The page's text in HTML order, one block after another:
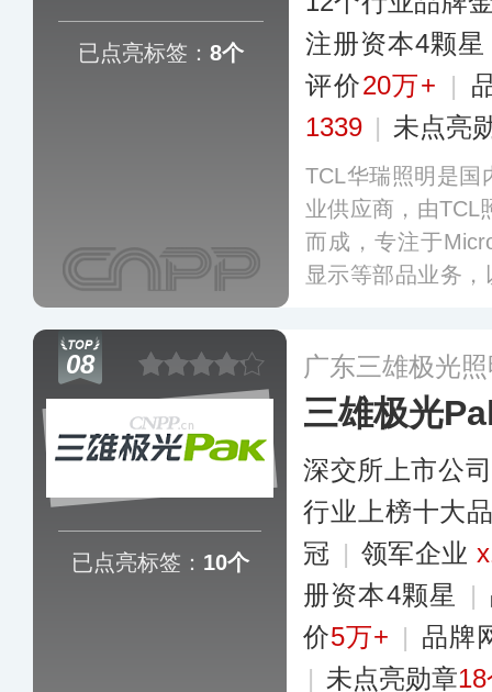
已点亮标签： 8个
注册资本4颗星
评价20万+ |
1339 | 未点亮
TCL华瑞照明是国
业供应商，由TCL
而成，专注于
显示等部品业务
校建立产研学合作
08
已点亮标签： 10个
广东三雄极光
三雄极光
深交所上市公司
行业上榜十大
冠 | 领军企业
册资本4颗星
|
价5万+ | 品牌
| 未点亮勋章